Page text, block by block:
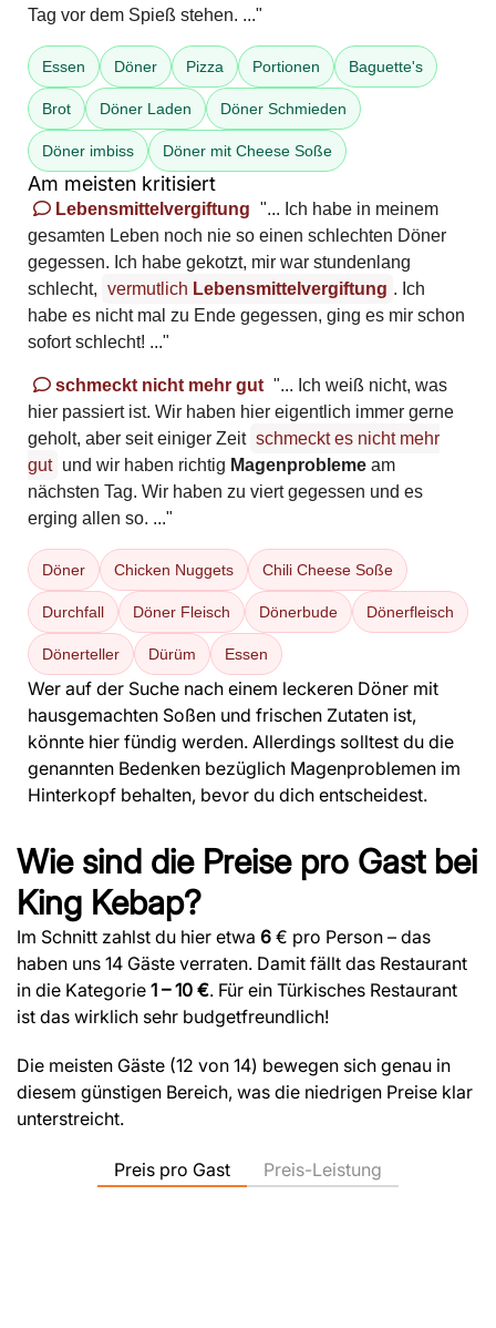
Tag vor dem Spieß stehen. ..."
Essen Döner Pizza Portionen Baguette's
Brot Döner Laden Döner Schmieden
Döner imbiss Döner mit Cheese Soße
Am meisten kritisiert
Lebensmittelvergiftung "... Ich habe in meinem
gesamten Leben noch nie so einen schlechten Döner
gegessen. Ich habe gekotzt, mir war stundenlang
schlecht, vermutlich Lebensmittelvergiftung . Ich
habe es nicht mal zu Ende gegessen, ging es mir schon
sofort schlecht! ..."
schmeckt nicht mehr gut "... Ich weiß nicht, was
hier passiert ist. Wir haben hier eigentlich immer gerne
geholt, aber seit einiger Zeit schmeckt es nicht mehr
gut und wir haben richtig Magenprobleme am
nächsten Tag. Wir haben zu viert gegessen und es
erging allen so. ..."
Döner Chicken Nuggets Chili Cheese Soße
Durchfall Döner Fleisch Dönerbude Dönerfleisch
Dönerteller Dürüm Essen
Wer auf der Suche nach einem leckeren Döner mit
hausgemachten Soßen und frischen Zutaten ist,
könnte hier fündig werden. Allerdings solltest du die
genannten Bedenken bezüglich Magenproblemen im
Hinterkopf behalten, bevor du dich entscheidest.
Wie sind die Preise pro Gast bei
King Kebap?
Im Schnitt zahlst du hier etwa 6 € pro Person – das
haben uns 14 Gäste verraten. Damit fällt das Restaurant
in die Kategorie 1 – 10 €. Für ein Türkisches Restaurant
ist das wirklich sehr budgetfreundlich!
Die meisten Gäste (12 von 14) bewegen sich genau in
diesem günstigen Bereich, was die niedrigen Preise klar
unterstreicht.
Preis pro Gast Preis-Leistung